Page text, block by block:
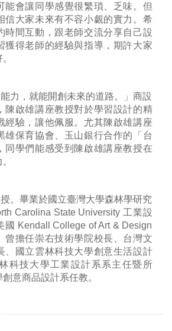
能會讓同學感覺很繁瑣、乏味。但
信大家未來有不容小覷的實力。希
時間互動，跟老師交流分享自己設
獲得老師的經驗與指導，期許大家
能力，就能開創未來的道路。」商設
陳啟雄講座教授對於學習設計的精
經驗，讓他佩服。尤其陳啟雄講座
雄保育協會、玉山銀行合作的「台
同學們能感受到陳啟雄講座教授在
。畢業於國立臺灣大學森林學研究
Carolina State University 工業設
國 Kendall College of Art & Design
曾擔任崇右技術學院校長、台灣文
、國立雲林科技大學創意生活設計
科技大學工業設計系系主任暨所
意商品設計系任教。